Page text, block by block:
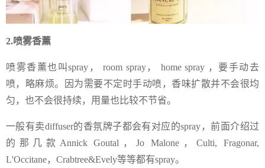
2.喷雾香薰
喷雾香薰也叫spray， room spray， home spray ，要手动去
喷，略麻烦。因为需要不定时手动喷，香味扩散并不会很均
匀，也不会很持续，用量也比较不节省。
一般有卖diffuser的香氛牌子都会有对应的spray，前面介绍过
的那几款Annick Goutal，Jo Malone，Culti, Fragonar,
L'Occitane，Crabtree&Evely等等都有spray。